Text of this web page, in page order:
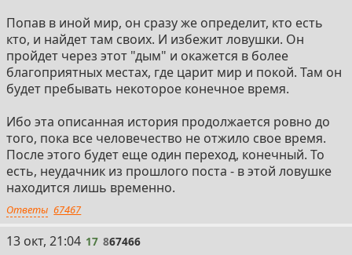
Попав в иной мир, он сразу же определит, кто есть
кто, и найдет там своих. И избежит ловушки. Он
пройдет через этот "дым" и окажется в более
благоприятных местах, где царит мир и покой. Там он
будет пребывать некоторое конечное время.
Ибо эта описанная история продолжается ровно до
того, пока все человечество не отжило свое время.
После этого будет еще один переход, конечный. То
есть, неудачник из прошлого поста - в этой ловушке
находится лишь временно.
Ответы 67467
17
13 окт, 21:04 17 867466